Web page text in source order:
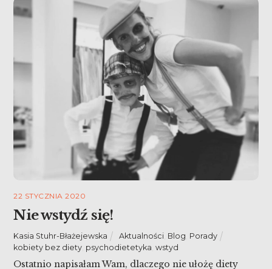
22 STYCZNIA 2020
Nie wstydź się!
Kasia Stuhr-Błażejewska Aktualności Blog Porady
kobiety bez diety psychodietetyka ,wstyd
Ostatnio napisałam Wam, dlaczego nie ułożę diety